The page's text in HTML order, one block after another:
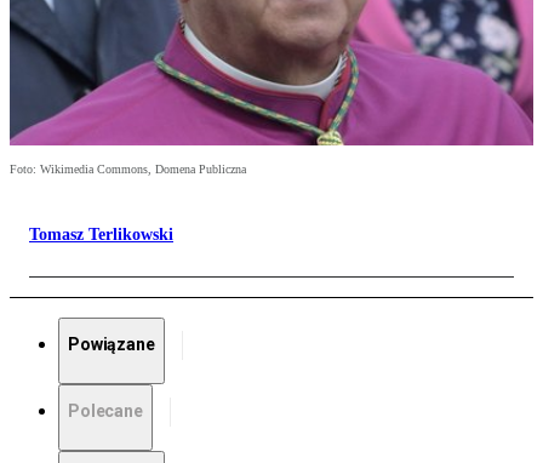
Foto: Wikimedia Commons, Domena Publiczna
Tomasz Terlikowski
Powiązane
Polecane